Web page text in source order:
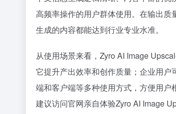
高频率操作的用户群体使用。在输出
生成的内容都能达到行业专业水准。
从使用场景来看，Zyro AI Image
它提升产出效率和创作质量；企业用
端和客户端等多种使用方式，方便用户
建议访问官网亲自体验Zyro AI Image